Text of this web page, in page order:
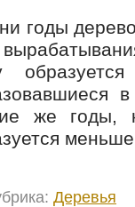
годы
же годы,
Деревья